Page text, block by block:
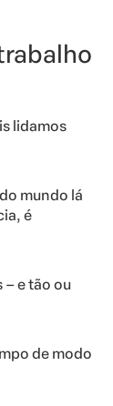
lidamos
mundo lá
é
– e tão ou
de modo